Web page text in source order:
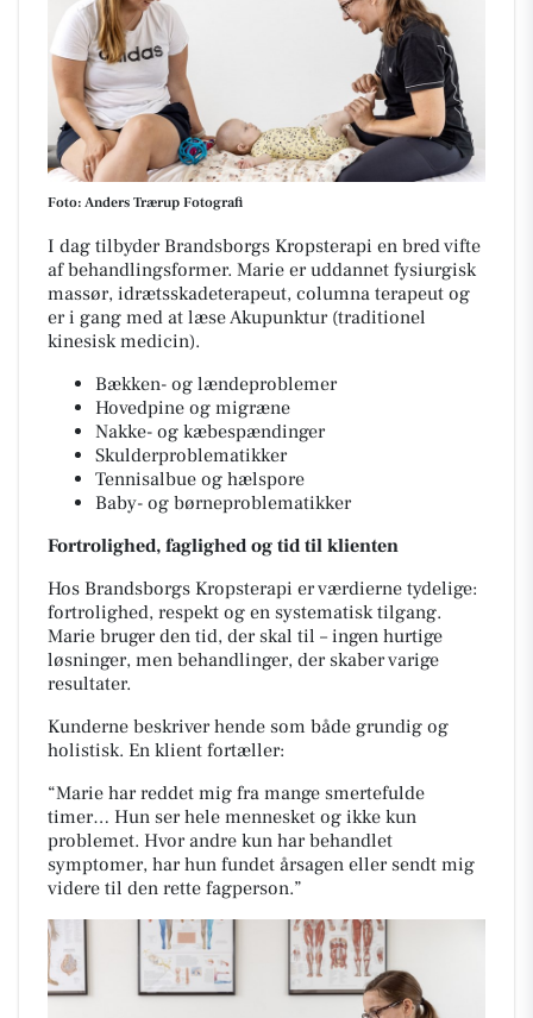
Foto: Anders Trærup Fotografi
I dag tilbyder Brandsborgs Kropsterapi en bred vifte
af behandlingsformer. Marie er uddannet fysiurgisk
massør, idrætsskadeterapeut, columna terapeut og
er i gang med at læse Akupunktur (traditionel
kinesisk medicin).
Bækken- og lændeproblemer
Hovedpine og migræne
Nakke- og kæbespændinger
Skulderproblematikker
Tennisalbue og hælspore
Baby- og børneproblematikker
Fortrolighed, faglighed og tid til klienten
Hos Brandsborgs Kropsterapi er værdierne tydelige:
fortrolighed, respekt og en systematisk tilgang.
Marie bruger den tid, der skal til – ingen hurtige
løsninger, men behandlinger, der skaber varige
resultater.
Kunderne beskriver hende som både grundig og
holistisk. En klient fortæller:
“Marie har reddet mig fra mange smertefulde
timer… Hun ser hele mennesket og ikke kun
problemet. Hvor andre kun har behandlet
symptomer, har hun fundet årsagen eller sendt mig
videre til den rette fagperson.”